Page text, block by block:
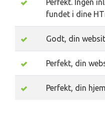
Perfekt. Ingen
fundet i dine
Godt, din
Perfekt, din
Perfekt, din